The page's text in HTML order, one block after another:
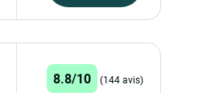
8.8/10 (144 avis)